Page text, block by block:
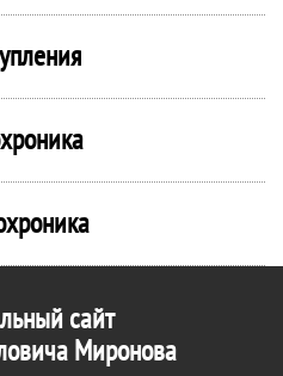
сайт
Миронова